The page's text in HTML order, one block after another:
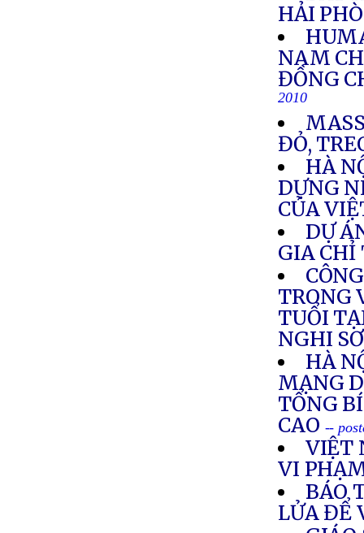
HẢI
NAM
ĐỒNG
2010
ĐỎ,
HÀ
DỰNG
CỦA
DỰ
GIA CHỈ
TRONG
TUỔI
NGHI
HÀ
MẠNG
TỔNG
CAO --
VIỆT
VI
BÁO
LỬA ĐỂ